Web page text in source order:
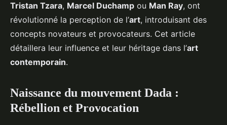
Tristan Tzara, Marcel Duchamp ou Man Ray, ont
révolutionné la perception de l’art, introduisant des
concepts novateurs et provocateurs. Cet article
détaillera leur influence et leur héritage dans l’art
contemporain.
Naissance du mouvement Dada :
Rébellion et Provocation